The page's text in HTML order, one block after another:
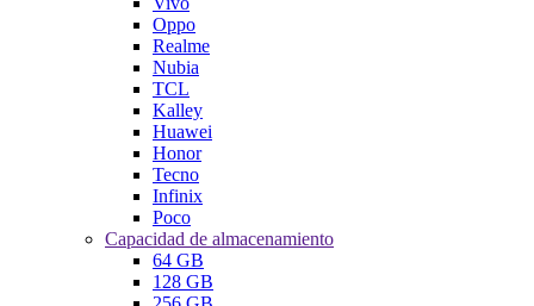
Oppo
Realme
Nubia
TCL
Kalley
Huawei
Honor
Tecno
Infinix
Poco
Capacidad de almacenamiento
64 GB
128 GB